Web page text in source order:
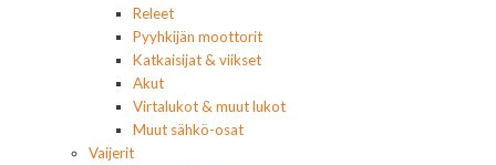
Releet
Pyyhkijän moottorit
Katkaisijat & viikset
Akut
Virtalukot & muut lukot
Muut sähkö-osat
Vaijerit